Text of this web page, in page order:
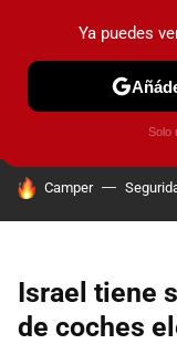
PRUEBAS
HOY SE HABLA DE
Camper
Israel tiene
de coches
Ya puedes
Solo